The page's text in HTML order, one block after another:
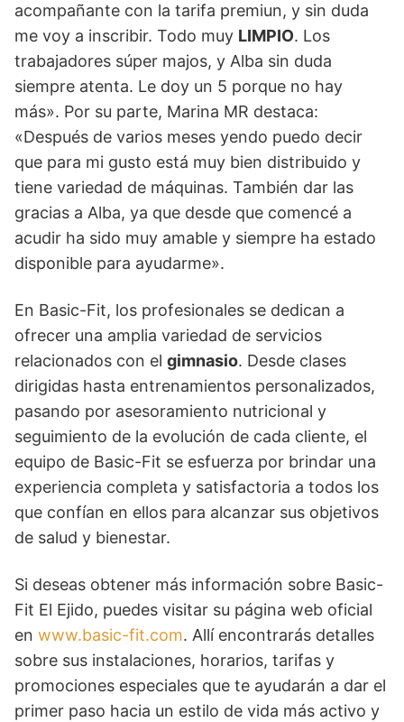
acompañante con la tarifa premiun, y sin duda
me voy a inscribir. Todo muy LIMPIO. Los
trabajadores súper majos, y Alba sin duda
siempre atenta. Le doy un 5 porque no hay
más». Por su parte, Marina MR destaca:
«Después de varios meses yendo puedo decir
que para mi gusto está muy bien distribuido y
tiene variedad de máquinas. También dar las
gracias a Alba, ya que desde que comencé a
acudir ha sido muy amable y siempre ha estado
disponible para ayudarme».
En Basic-Fit, los profesionales se dedican a
ofrecer una amplia variedad de servicios
relacionados con el gimnasio. Desde clases
dirigidas hasta entrenamientos personalizados,
pasando por asesoramiento nutricional y
seguimiento de la evolución de cada cliente, el
equipo de Basic-Fit se esfuerza por brindar una
experiencia completa y satisfactoria a todos los
que confían en ellos para alcanzar sus objetivos
de salud y bienestar.
Si deseas obtener más información sobre Basic-
Fit El Ejido, puedes visitar su página web oficial
en www.basic-fit.com. Allí encontrarás detalles
sobre sus instalaciones, horarios, tarifas y
promociones especiales que te ayudarán a dar el
primer paso hacia un estilo de vida más activo y